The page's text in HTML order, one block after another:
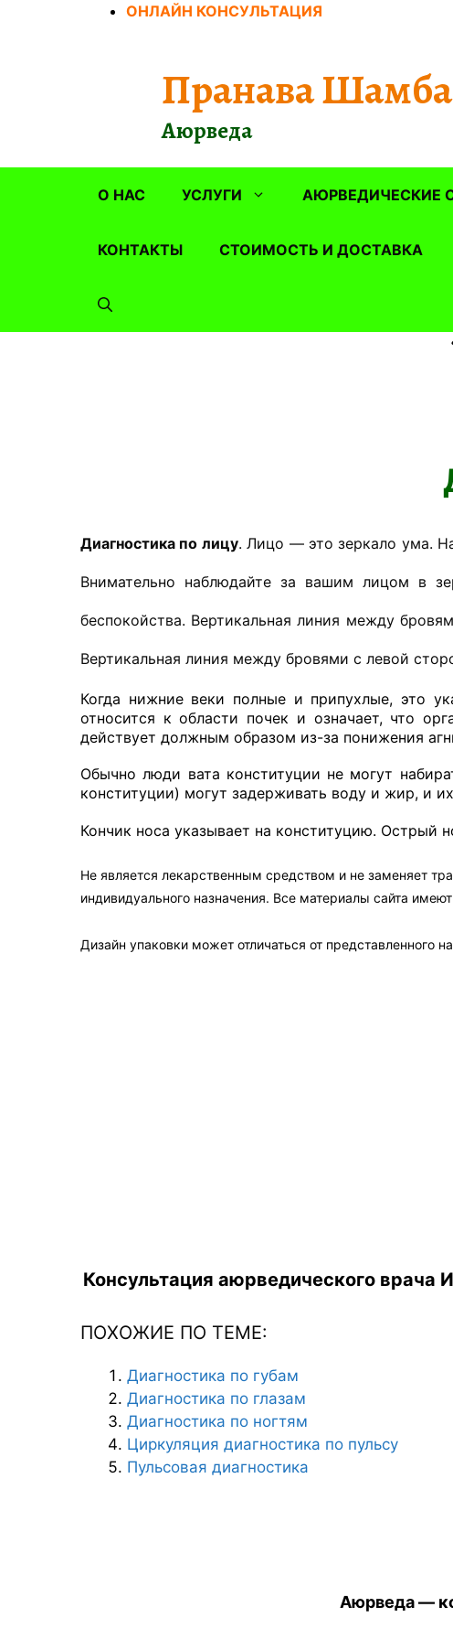
ОНЛАЙН КОНСУЛЬТАЦИЯ
Пранава
Аюрведа
О НАС УСЛУГИ АЮРВЕДИЧЕСКИЕ
КОНТАКТЫ СТОИМОСТЬ И ДОСТАВКА
Диагностика по лицу. Лицо — это зеркало ума.
Внимательно наблюдайте за вашим лицом в
беспокойства. Вертикальная линия между
Вертикальная линия между бровями с левой
Когда нижние веки полные и припухлые, это
относится к области почек и означает, что
действует должным образом из-за понижения
Обычно люди вата конституции не могут
конституции) могут задерживать воду и жир, и
Кончик носа указывает на конституцию. Острый
Не является лекарственным средством и не заменяет
индивидуального назначения. Все материалы сайта
Дизайн упаковки может отличаться от представленного
Консультация аюрведического врача
ПОХОЖИЕ ПО ТЕМЕ:
Диагностика по губам
Диагностика по глазам
Диагностика по ногтям
Циркуляция диагностика по пульсу
Пульсовая диагностика
Аюрведа —